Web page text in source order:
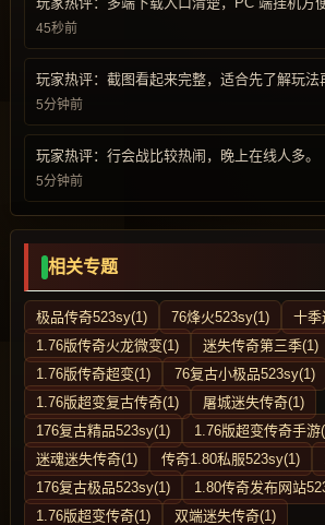
45秒前
玩家热评：截图看起来完整，适合先了解玩法
5分钟前
玩家热评：行会战比较热闹，晚上在线人多。
5分钟前
相关专题
极品传奇523sy(1) 76烽火523sy(1)
十季
1.76版传奇火龙微变(1)
迷失传奇第三季(1)
1.76版传奇超变(1)
76复古小极品523sy(1)
1.76版超变复古传奇(1)
屠城迷失传奇(1)
176复古精品523sy(1)
1.76版超变传奇手游
迷魂迷失传奇(1)
传奇1.80私服523sy(1)
176复古极品523sy(1)
1.80传奇发布网站
1.76版超变传奇(1)
双端迷失传奇(1)